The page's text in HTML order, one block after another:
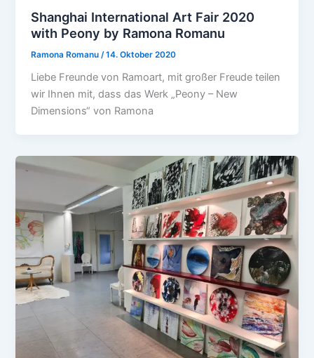
Shanghai International Art Fair 2020
with Peony by Ramona Romanu
Ramona Romanu /14. Oktober 2020
Liebe Freunde von Ramoart, mit großer Freude teilen
wir Ihnen mit, dass das Werk „Peony – New
Dimensions“ von Ramona